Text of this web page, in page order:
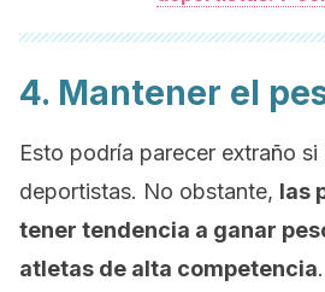
4. Mantener el
Esto podría parecer extraño
deportistas. No obstante, las
tener tendencia a ganar
atletas de alta competencia